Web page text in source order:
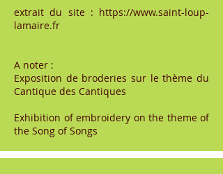
extrait du site : https://www.saint-loup-
lamaire.fr
A noter :
Exposition de broderies sur le thème du
Cantique des Cantiques
Exhibition of embroidery on the theme of
the Song of Songs